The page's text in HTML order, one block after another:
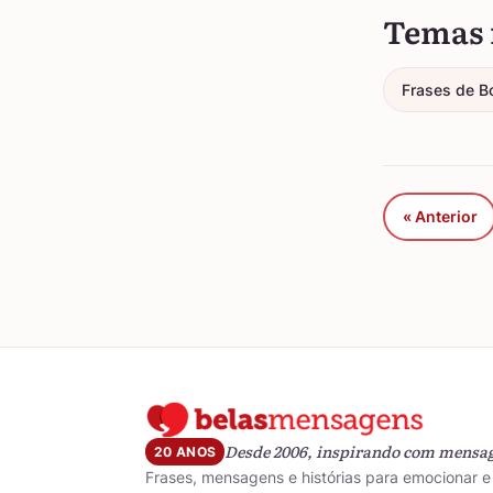
Frases de
« Anterior
20 ANOS Desde 2006, inspirando com
Frases, mensagens e histórias para emocionar e